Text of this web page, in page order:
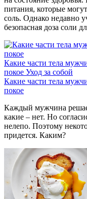
питания, которые
соль. Однако недавно
безопасная доза соли
Какие части тела
покое Уход за собой
Какие части тела
покое
Каждый мужчина
какие – нет. Но
нелепо. Поэтому
придется. Каким?